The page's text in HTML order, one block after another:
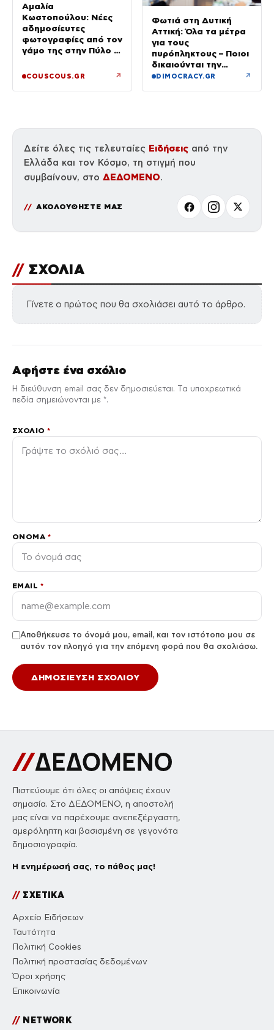
Αμαλία
Κωστοπούλου: Νέες
αδημοσίευτες
φωτογραφίες από τον
γάμο της στην Πύλο –
ανατείλει ο ήλιος
COUSCOUS.GR ↗
Φωτιά στη Δυτική
Αττική: Όλα τα μέτρα
για τους
πυρόπληκτους – Ποιοι
δικαιούνται την
προσωρινή οικονομική
DIMOCRACY.GR ↗
Δείτε όλες τις τελευταίες Ειδήσεις από την
Ελλάδα και τον Κόσμο, τη στιγμή που
συμβαίνουν, στο ΔΕΔΟΜΕΝΟ.
ΑΚΟΛΟΥΘΗΣΤΕ ΜΑΣ
// ΣΧΟΛΙΑ
Γίνετε ο πρώτος που θα σχολιάσει αυτό το άρθρο.
Αφήστε ένα σχόλιο
Η διεύθυνση email σας δεν δημοσιεύεται. Τα υποχρεωτικά
πεδία σημειώνονται με *.
ΣΧΌΛΙΟ*
ΌΝΟΜΑ *
EMAIL *
Αποθήκευσε το όνομά μου, email, και τον ιστότοπο μου σε
αυτόν τον πλοηγό για την επόμενη φορά που θα σχολιάσω.
Πιστεύουμε ότι όλες οι απόψεις έχουν
σημασία. Στο ΔΕΔΟΜΕΝΟ, η αποστολή
μας είναι να παρέχουμε ανεπεξέργαστη,
αμερόληπτη και βασισμένη σε γεγονότα
δημοσιογραφία.
Η ενημέρωσή σας, το πάθος μας!
//ΣΧΕΤΙΚΑ
Αρχείο Ειδήσεων
Ταυτότητα
Πολιτική Cookies
Πολιτική προστασίας δεδομένων
Όροι χρήσης
Επικοινωνία
//NETWORK